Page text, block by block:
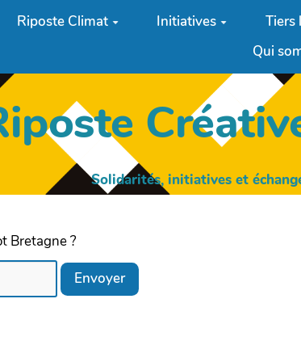
Riposte Climat Initiatives Tiers
Qui
Solidarités, initiatives et
Bretagne ?
Envoyer